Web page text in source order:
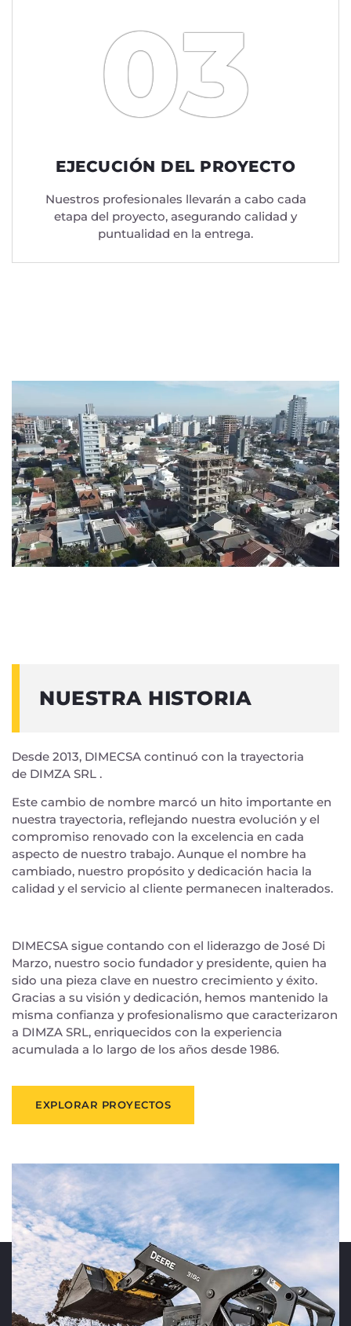
03
EJECUCIÓN DEL PROYECTO
Nuestros profesionales llevarán a cabo cada
etapa del proyecto, asegurando calidad y
puntualidad en la entrega.
NUESTRA HISTORIA
Desde 2013, DIMECSA continuó con la trayectoria
de DIMZA SRL .
Este cambio de nombre marcó un hito importante en
nuestra trayectoria, reflejando nuestra evolución y el
compromiso renovado con la excelencia en cada
aspecto de nuestro trabajo. Aunque el nombre ha
cambiado, nuestro propósito y dedicación hacia la
calidad y el servicio al cliente permanecen inalterados.
DIMECSA sigue contando con el liderazgo de José Di
Marzo, nuestro socio fundador y presidente, quien ha
sido una pieza clave en nuestro crecimiento y éxito.
Gracias a su visión y dedicación, hemos mantenido la
misma confianza y profesionalismo que caracterizaron
a DIMZA SRL, enriquecidos con la experiencia
acumulada a lo largo de los años desde 1986.
EXPLORAR PROYECTOS